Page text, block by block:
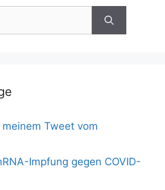
Tweet vom
Impfung gegen COVID-